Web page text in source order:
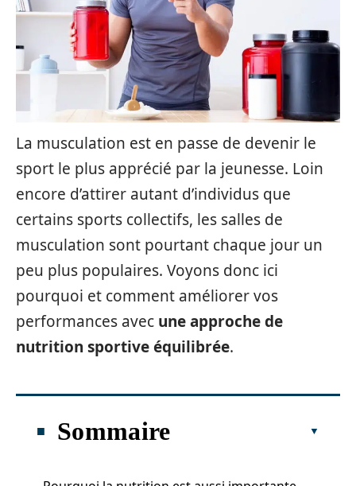
La musculation est en passe de devenir le
sport le plus apprécié par la jeunesse. Loin
encore d’attirer autant d’individus que
certains sports collectifs, les salles de
musculation sont pourtant chaque jour un
peu plus populaires. Voyons donc ici
pourquoi et comment améliorer vos
performances avec une approche de
nutrition sportive équilibrée.
Sommaire